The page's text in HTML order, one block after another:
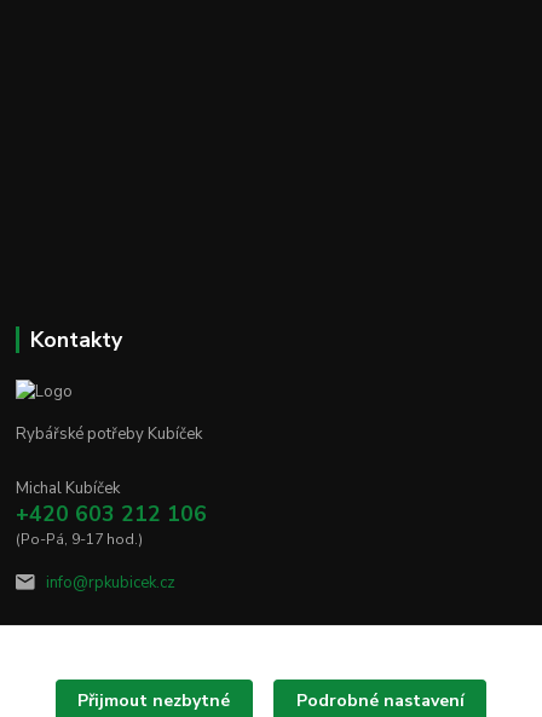
Kontakty
Rybářské potřeby Kubíček
Michal Kubíček
+420 603 212 106
(Po-Pá, 9-17 hod.)
info@rpkubicek.cz
Přijmout nezbytné Podrobné nastavení